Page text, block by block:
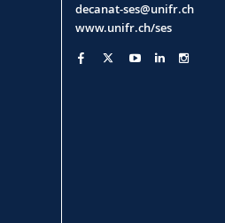
decanat-ses@unifr.ch
www.unifr.ch/ses